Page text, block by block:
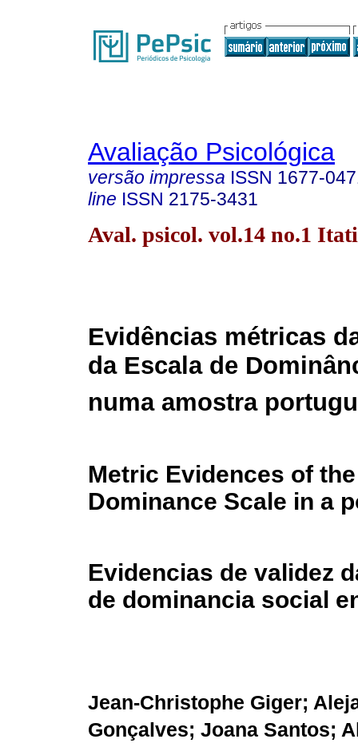
Avaliação Psicológica
versão impressa ISSN 1677-
line ISSN 2175-3431
Aval. psicol. vol.14 no.1
Evidências métricas
da Escala de
numa amostra
Metric Evidences of
Dominance Scale in a
Evidencias de validez
de dominancia social
Jean-Christophe Giger;
Gonçalves; Joana Santos;